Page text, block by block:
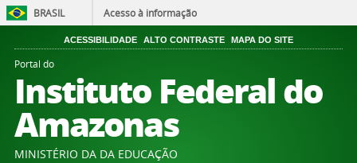
BRASIL Acesso à informação
ACESSIBILIDADE ALTO CONTRASTE MAPA DO SITE
Portal do
Instituto Federal do
Amazonas
MINISTÉRIO DA DA EDUCAÇÃO